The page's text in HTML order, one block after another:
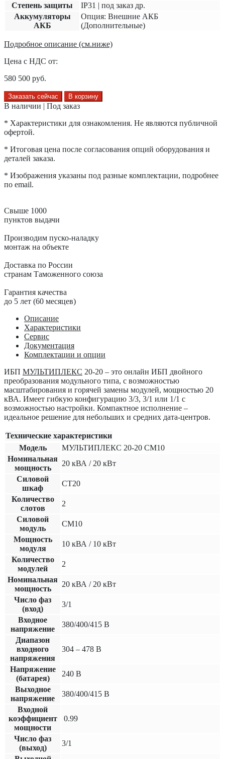
Степень защиты
IP31 | под заказ др.
Аккумуляторы
АКБ
Опция: Внешние АКБ
(Дополнительные)
Подробное описание (см.ниже)
Цена с НДС от:
580 500 руб.
Заказать сейчас В корзину
В наличии | Под заказ
* Характеристики для ознакомления. Не являются публичной
офертой.
* Итоговая цена после согласования опций оборудования и
деталей заказа.
* Изображения указаны под разные комплектации, подробнее
по email.
Свыше 1000
пунктов выдачи
Производим пуско-наладку
монтаж на объекте
Доставка по России
странам Таможенного союза
Гарантия качества
до 5 лет (60 месяцев)
Описание
Характеристики
Сервис
Документация
Комплектации и опции
ИБП МУЛЬТИПЛЕКС 20-20 – это онлайн ИБП двойного
преобразования модульного типа, с возможностью
масштабирования и горячей замены модулей, мощностью 20
кВА. Имеет гибкую конфигурацию 3/3, 3/1 или 1/1 с
возможностью настройки. Компактное исполнение –
идеальное решение для небольших и средних дата-центров.
Технические характеристики
Модель
МУЛЬТИПЛЕКС 20-20 СМ10
Номинальная
мощность
20 кВА / 20 кВт
Силовой
шкаф
СТ20
Количество
слотов
2
Силовой
модуль
СМ10
Мощность
модуля
10 кВА / 10 кВт
Количество
модулей
2
Номинальная
мощность
20 кВА / 20 кВт
Число фаз
(вход)
3/1
Входное
напряжение
380/400/415 В
Диапазон
входного
напряжения
304 – 478 В
Напряжение
(батарея)
240 В
Выходное
напряжение
380/400/415 В
Входной
коэффициент
мощности
0.99
Число фаз
(выход)
3/1